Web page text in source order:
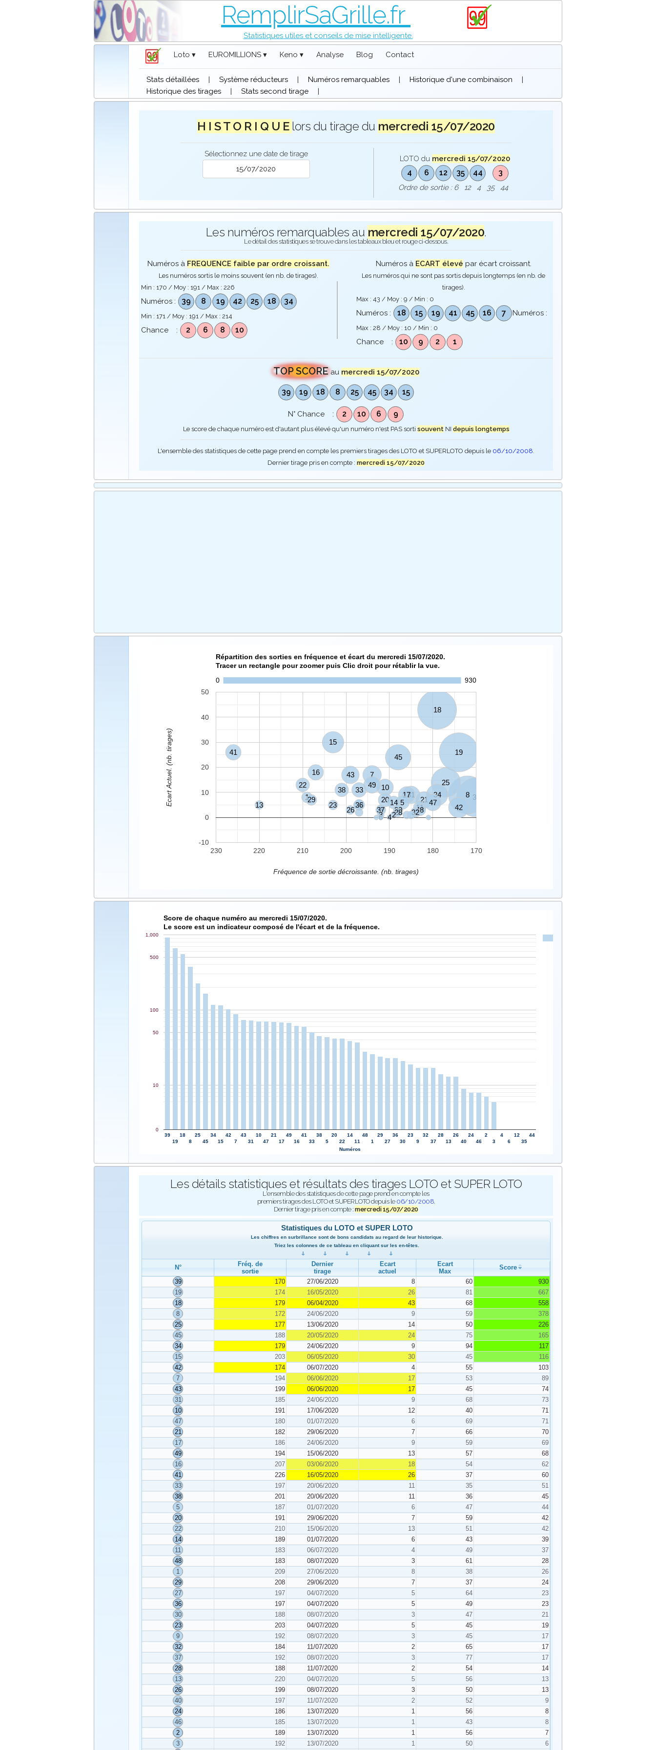
RemplirSaGrille.fr
Statistiques utiles et conseils de mise intelligente.
Loto ▾ EUROMILLIONS ▾ Keno ▾ Analyse Blog Contact
Stats détaillées | Système réducteurs | Numéros remarquables | Historique d'une combinaison
|
Historique des tirages
| Stats second tirage |
H I S T O R I Q U E lors du tirage du mercredi 15/07/2020
Sélectionnez une date de tirage
LOTO du mercredi 15/07/2020
4 6 12 35 44 3
Ordre de sortie : 6 12 4 35 44
Les numéros remarquables au mercredi 15/07/2020.
Le détail des statistiques se trouve dans les tableaux bleu et rouge ci-dessous.
Numéros à FREQUENCE faible par ordre croissant.
Les numéros sortis le moins souvent (en nb. de tirages).
Min : 170 / Moy : 191 / Max :226
Numéros : 39 8 19 42 25 18 34
Min : 171 / Moy : 191 / Max :214
Chance : 2 6 8 10
Numéros à ECART élevé par écart croissant.
Les numéros qui ne sont pas sortis depuis longtemps (en nb. de
tirages).
Max : 43 / Moy : 9 / Min : 0
Numéros : 18 15 19 41 45 16 7 Numéros :
Max : 28 / Moy : 10 / Min : 0
Chance : 10 9 2 1
TOP SCORE au mercredi 15/07/2020
39 19 18 8 25 45 34 15
N° Chance : 2 10 6 9
Le score de chaque numéro est d'autant plus élevé qu'un numéro n'est PAS sorti souventNI depuis longtemps
L'ensemble des statistiques de cette page prend en compte les premiers tirages des LOTO et SUPERLOTO depuis le 06/10/2008.
Dernier tirage pris en compte : mercredi 15/07/2020
Répartition des sorties en fréquence et écart du mercredi 15/07/2020.
Tracer un rectangle pour zoomer puis Clic droit pour rétablir la vue.
0
930
18
19
39
8
25
45
15
34
42
7
31
43
10
17
2147
49
16
41
33
5
20
22
38
11
14
48
1
27
29
36
9
23
30 32
37
13
26 28
2
3 4
6
230 220 210 200 190 180 170
-10
0
10
20
30
40
50
Fréquence de sortie décroissante. (nb. tirages)
Ecart Actuel. (nb. tirages)
Score de chaque numéro au mercredi 15/07/2020.
Le score est un indicateur composé de l'écart et de la fréquence.
39
19
18
8
25
45
34
15
42
7
43
31
10
47
21
17
49
16
41
33
38
5
20
22
14
11
48
1
29
27
36
30
23
9
32
37
28
13
26
40
24
46
2
3
4
6
12
35
44
0
10
50
100
500
1,000
Numéros
Les détails statistiques et résultats des tirages LOTO et SUPER LOTO
L'ensemble des statistiques de cette page prend en compte les
premiers tirages des LOTO et SUPERLOTO depuis le 06/10/2008.
Dernier tirage pris en compte :mercredi 15/07/2020
Statistiques du LOTO et SUPER LOTO
Les chiffres en surbrillance sont de bons candidats au regard de leur historique.
Triez les colonnes de ce tableau en cliquant sur les en-têtes.
N°
Fréq. de
sortie
Dernier
tirage
Ecart
actuel
Ecart
Max
Score
39
170 27/06/2020 8 60
930
19
174 16/05/2020 26 81
667
18
179 06/04/2020 43 68
558
8
172 24/06/2020 9 59
378
25
177 13/06/2020 14 50
226
45
188 20/05/2020 24 75
165
34
179 24/06/2020 9 94
117
15
203 06/05/2020 30 45
116
42
174 06/07/2020 4 55
103
7
194 06/06/2020 17 53
89
43
199 06/06/2020 17 45
74
31
185 24/06/2020 9 68
73
10
191 17/06/2020 12 40
71
47
180 01/07/2020 6 69
71
21
182 29/06/2020 7 66
70
17
186 24/06/2020 9 59
69
49
194 15/06/2020 13 57
68
16
207 03/06/2020 18 54
62
41
226 16/05/2020 26 37
60
33
197 20/06/2020 11 35
51
38
201 20/06/2020 11 36
45
5
187 01/07/2020 6 47
44
20
191 29/06/2020 7 59
42
22
210 15/06/2020 13 51
42
14
189 01/07/2020 6 43
39
11
183 06/07/2020 4 49
37
48
183 08/07/2020 3 61
28
1
209 27/06/2020 8 38
26
29
208 29/06/2020 7 37
24
27
197 04/07/2020 5 64
23
36
197 04/07/2020 5 49
23
30
188 08/07/2020 3 47
21
23
203 04/07/2020 5 45
19
9
192 08/07/2020 3 45
17
32
184 11/07/2020 2 65
17
37
192 08/07/2020 3 77
17
28
188 11/07/2020 2 54
14
13
220 04/07/2020 5 56
13
26
199 08/07/2020 3 50
13
40
197 11/07/2020 2 52
9
24
186 13/07/2020 1 56
8
46
185 13/07/2020 1 43
8
2
189 13/07/2020 1 56
7
3
192 13/07/2020 1 50 6